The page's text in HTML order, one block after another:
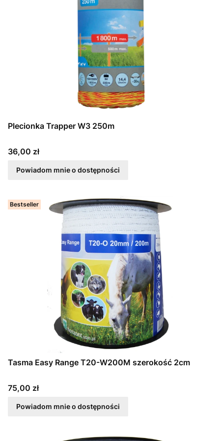
Plecionka Trapper W3 250m
Cena
36,00 zł
Powiadom mnie o dostępności
Bestseller
Tasma Easy Range T20-W200M szerokość 2cm
Cena
75,00 zł
Powiadom mnie o dostępności